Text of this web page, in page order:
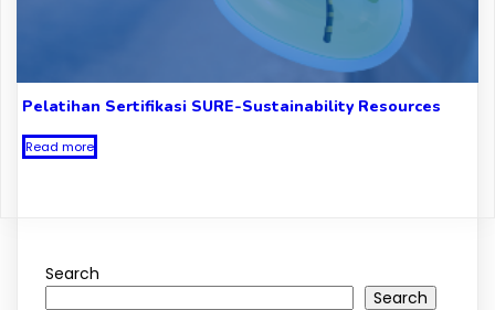
Pelatihan Sertifikasi SURE-Sustainability Resources
Read more
Search
Search